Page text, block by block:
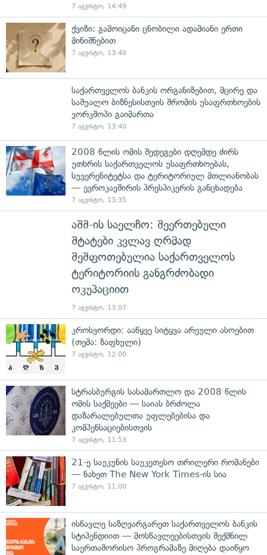
7 აგვისტო, 14:49
ქვიზი: გამოიცანი ცნობილი ადამიანი ერთი
მინიშნებით
7 აგვისტო, 13:40
საქართველოს ბანკის ორგანიზებით, მცირე და
საშუალო ბიზნესისთვის შრომის უსაფრთხოების
ვორკშოპი გაიმართა
7 აგვისტო, 13:40
2008 წლის ომის შედეგები დღემდე ძირს
უთხრის საქართველოს უსაფრთხოებას,
სუვერენიტეტსა და ტერიტორიულ მთლიანობას
— ევროკავშირის პრესპიკერის განცხადება
7 აგვისტო, 13:35
აშშ-ის საელჩო: შეერთებული
შტატები კვლავ ღრმად
შეშფოთებულია საქართველოს
ტერიტორიის განგრძობადი
ოკუპაციით
7 აგვისტო, 13:07
კროსვორდი: ააწყვე სიტყვა არეული ასოებით
(თემა: ზაფხული)
7 აგვისტო, 12:00
სტრასბურგის სასამართლო და 2008 წლის
ომის საქმეები — საიას ბრძოლა
დაზარალებულთა უფლებებისა და
კომპენსაციებისთვის
7 აგვისტო, 11:53
21-ე საუკუნის საუკეთესო თრილერი რომანები
— ნახეთ The New York Times-ის სია
7 აგვისტო, 11:00
ისწავლე საზღვარგარეთ საქართველოს ბანკის
სტიპენდიით — მოსწავლეებისთვის შექმნილ
საერთაშორისო პროგრამაზე მიღება დაიწყო